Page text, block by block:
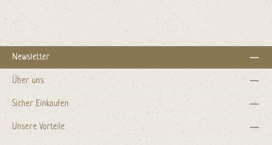
Newsletter
Über uns
Sicher Einkaufen
Unsere Vorteile